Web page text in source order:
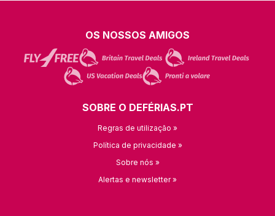
OS NOSSOS AMIGOS
SOBRE O DEFÉRIAS.PT
Regras de utilização »
Política de privacidade »
Sobre nós »
Alertas e newsletter »